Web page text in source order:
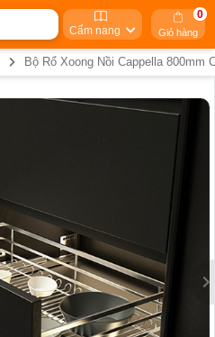
Cẩm nang Giỏ hàng
0
Bộ Rổ Xoong Nồi Cappella 800mm